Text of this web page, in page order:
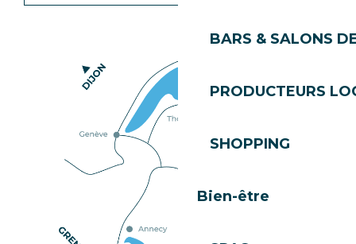
BARS & SALONS
PRODUCTEURS
SHOPPING
Bien-être